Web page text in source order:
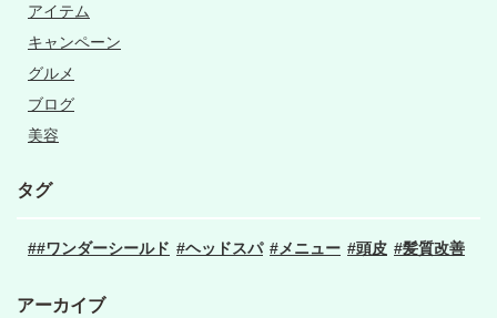
アイテム
キャンペーン
グルメ
ブログ
美容
タグ
#ワンダーシールド ヘッドスパ メニュー 頭皮 髪質改善
アーカイブ